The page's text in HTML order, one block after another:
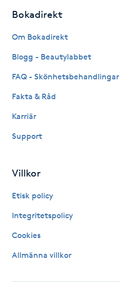
Färgning
Gravidmassage
Bokadirekt
Om Bokadirekt
Blogg - Beautylabbet
FAQ - Skönhetsbehandlingar
Fakta & Råd
Karriär
Support
Villkor
Etisk policy
Integritetspolicy
Cookies
Allmänna villkor